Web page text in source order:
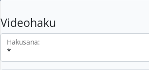
Videohaku
Hakusana: